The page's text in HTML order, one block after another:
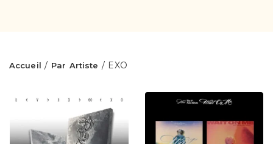
Accueil / Par Artiste / EXO